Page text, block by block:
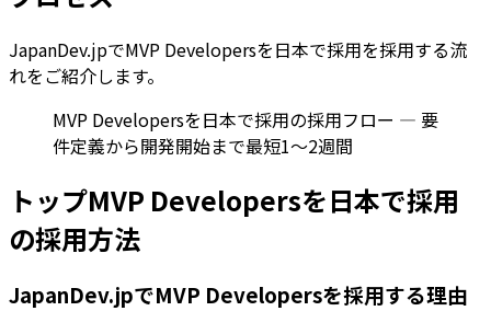
JapanDev.jpでMVP Developersを日本で採用を採用する流
れをご紹介します。
MVP Developersを日本で採用の採用フロー — 要
件定義から開発開始まで最短1〜2週間
トップMVP Developersを日本で採用
の採用方法
JapanDev.jpでMVP Developersを採用する理由